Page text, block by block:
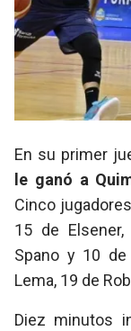
En su primer
le ganó a
Cinco
15 de
Spano y 10
Lema, 19 de
Diez minutos